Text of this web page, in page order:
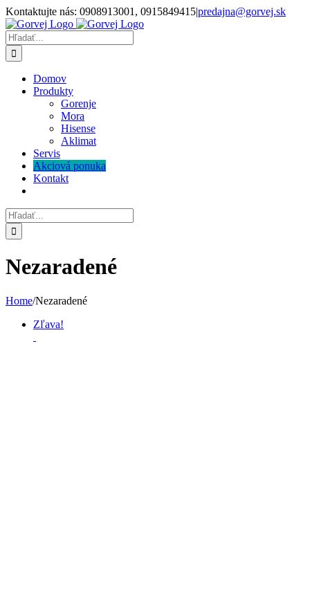
Skip
to
content
Kontaktujte nás: 0908913001, 0915849415|predajna@gorvej.sk
Hľadať:
Domov
Produkty
Gorenje
Mora
Hisense
Aklimat
Servis
Akciová ponuka
Kontakt
Hľadať:
Nezaradené
Home/Nezaradené
Zľava!